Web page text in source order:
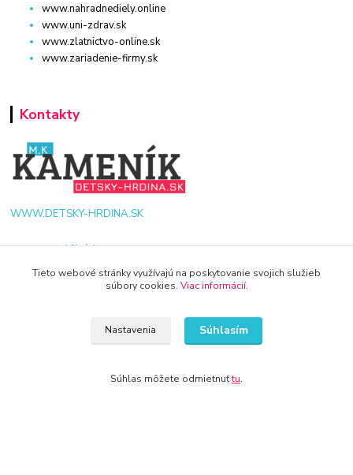
www.nahradnediely.online
www.uni-zdrav.sk
www.zlatnictvo-online.sk
www.zariadenie-firmy.sk
Kontakty
WWW.DETSKY-HRDINA.SK
Viktória
+421 940 949 000
Tieto webové stránky využívajú na poskytovanie svojich služieb
súbory cookies. Viac informácií.
Nastavenia Súhlasím
Súhlas môžete odmietnuťtu.